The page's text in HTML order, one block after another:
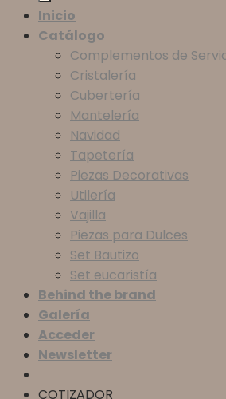
Inicio
Catálogo
Complementos de
Cristalería
Cubertería
Mantelería
Navidad
Tapetería
Piezas Decorativas
Utilería
Vajilla
Piezas para Dulces
Set Bautizo
Set eucaristía
Behind the brand
Galería
Acceder
Newsletter
COTIZADOR